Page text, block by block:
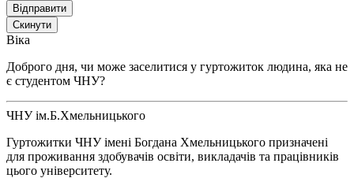
Відправити
Скинути
Віка
Доброго дня, чи може заселитися у гуртожиток людина, яка не
є студентом ЧНУ?
ЧНУ ім.Б.Хмельницького
Гуртожитки ЧНУ імені Богдана Хмельницького призначені
для проживання здобувачів освіти, викладачів та працівників
цього університету.